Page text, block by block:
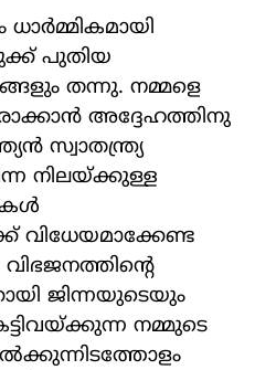
പുതിയ
തന്നു. നമ്മളെ
അദ്ദേഹത്തിനു
സ്വാതന്ത്ര്യ
നിലയ്ക്കുള്ള
ജിന്നയുടെയും
നമ്മുടെ